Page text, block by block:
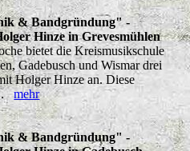
& Bandgründung" -
Hinze in Grevesmühlen
bietet die Kreismusikschule
Gadebusch und Wismar drei
Holger Hinze an. Diese
mehr
& Bandgründung" -